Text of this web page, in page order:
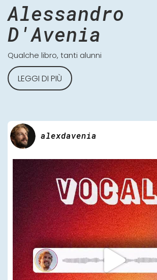
Alessandro
D'Avenia
Qualche libro, tanti alunni
LEGGI DI PIÙ
alexdavenia